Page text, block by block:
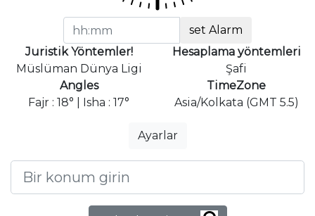
set Alarm
Juristik Yöntemler!
Müslüman Dünya Ligi
Hesaplama yöntemleri
Şafi
Angles
Fajr : 18° | Isha : 17°
TimeZone
Asia/Kolkata (GMT 5.5)
Ayarlar